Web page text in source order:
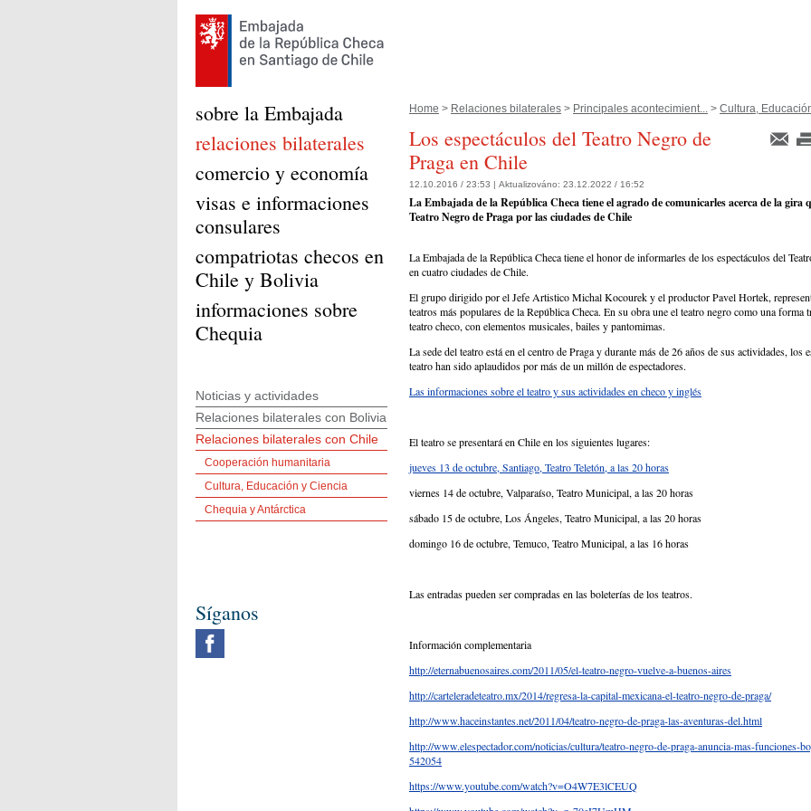
Home > Relaciones bilaterales > Principales acontecimient... > Cultura,
Los espectáculos del Teatro Negro de
Praga en Chile
12.10.2016 / 23:53 | Aktualizováno: 23.12.2022 / 16:52
La Embajada de la República Checa tiene el agrado de comunicarles acerca de la gira
Teatro Negro de Praga por las ciudades de Chile
La Embajada de la República Checa tiene el honor de informarles de los espectáculos del
en cuatro ciudades de Chile.
El grupo dirigido por el Jefe Artistico Michal Kocourek y el productor Pavel Hortek,
teatros más populares de la República Checa. En su obra une el teatro negro como una forma
teatro checo, con elementos musicales, bailes y pantomimas.
La sede del teatro está en el centro de Praga y durante más de 26 años de sus actividades, los
teatro han sido aplaudidos por más de un millón de espectadores.
Las informaciones sobre el teatro y sus actividades en checo y inglés
El teatro se presentará en Chile en los siguientes lugares:
jueves 13 de octubre, Santiago, Teatro Teletón, a las 20 horas
viernes 14 de octubre, Valparaíso, Teatro Municipal, a las 20 horas
sábado 15 de octubre, Los Ángeles, Teatro Municipal, a las 20 horas
domingo 16 de octubre, Temuco, Teatro Municipal, a las 16 horas
Las entradas pueden ser compradas en las boleterías de los teatros.
Información complementaria
http://eternabuenosaires.com/2011/05/el-teatro-negro-vuelve-a-buenos-aires
http://carteleradeteatro.mx/2014/regresa-la-capital-mexicana-el-teatro-negro-de-praga/
http://www.haceinstantes.net/2011/04/teatro-negro-de-praga-las-aventuras-del.html
http://www.elespectador.com/noticias/cultura/teatro-negro-de-praga-anuncia-mas-funciones-
542054
https://www.youtube.com/watch?v=O4W7E3lCEUQ
sobre la Embajada
relaciones bilaterales
comercio y economía
visas e informaciones
consulares
compatriotas checos en
Chile y Bolivia
informaciones sobre
Chequia
Noticias y actividades
Relaciones bilaterales con Bolivia
Relaciones bilaterales con Chile
Cooperación humanitaria
Cultura, Educación y Ciencia
Chequia y Antárctica
Síganos